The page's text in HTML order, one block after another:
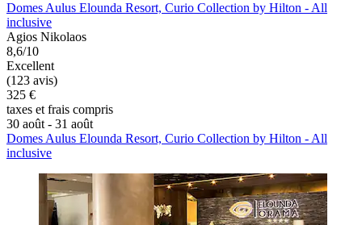
Domes Aulus Elounda Resort, Curio Collection by Hilton - All
inclusive
Agios Nikolaos
8,6/10
Excellent
(123 avis)
325 €
taxes et frais compris
30 août - 31 août
Domes Aulus Elounda Resort, Curio Collection by Hilton - All
inclusive